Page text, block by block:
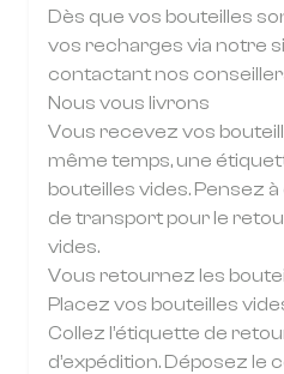
Dès que vos bouteilles
vos recharges via notre
contactant nos
Nous vous livrons
Vous recevez vos
même temps, une
bouteilles vides. Pensez
de transport pour le
vides.
Vous retournez les
Placez vos bouteilles
Collez l’étiquette de
d’expédition. Déposez le